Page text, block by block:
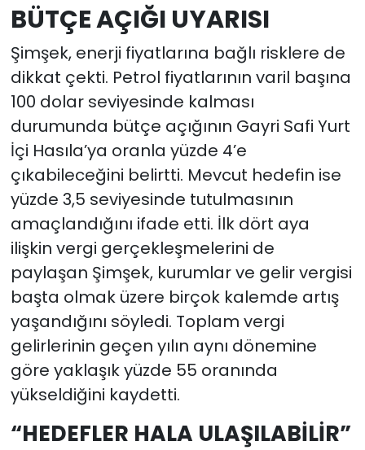
BÜTÇE AÇIĞI UYARISI
Şimşek, enerji fiyatlarına bağlı risklere de
dikkat çekti. Petrol fiyatlarının varil başına
100 dolar seviyesinde kalması
durumunda bütçe açığının Gayri Safi Yurt
İçi Hasıla’ya oranla yüzde 4’e
çıkabileceğini belirtti. Mevcut hedefin ise
yüzde 3,5 seviyesinde tutulmasının
amaçlandığını ifade etti. İlk dört aya
ilişkin vergi gerçekleşmelerini de
paylaşan Şimşek, kurumlar ve gelir vergisi
başta olmak üzere birçok kalemde artış
yaşandığını söyledi. Toplam vergi
gelirlerinin geçen yılın aynı dönemine
göre yaklaşık yüzde 55 oranında
yükseldiğini kaydetti.
“HEDEFLER HALA ULAŞILABİLİR”